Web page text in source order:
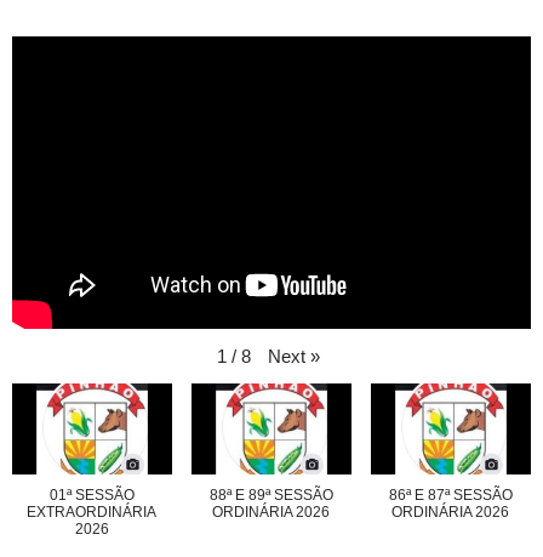
1 / 8 Next »
01ª SESSÃO
EXTRAORDINÁRIA
2026
88ª E 89ª SESSÃO
ORDINÁRIA 2026
86ª E 87ª SESSÃO
ORDINÁRIA 2026